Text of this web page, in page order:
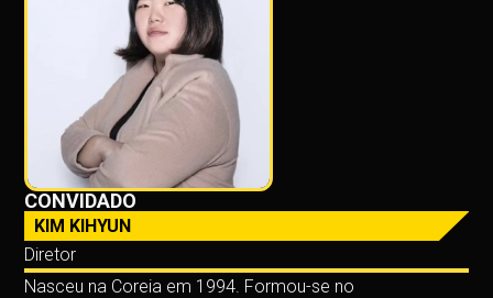
CONVIDADO
KIM KIHYUN
Diretor
Nasceu na Coreia em 1994. Formou-se no